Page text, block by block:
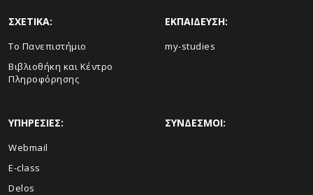
ΣΧΕΤΙΚΑ:
Το Πανεπιστήμιο
Βιβλιοθήκη και Κέντρο
Πληροφόρησης
ΕΚΠΑΙΔΕΥΣΗ:
my-studies
ΥΠΗΡΕΣΙΕΣ:
Webmail
E-class
Delos
ΣΥΝΔΕΣΜΟΙ: